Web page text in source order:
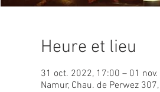
Heure et lieu
31 oct. 2022, 17:00 – 01
Namur, Chau. de Perwez